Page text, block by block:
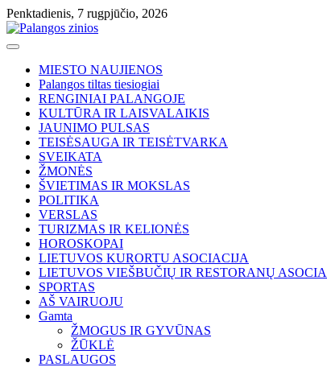
Skip
to
content
Penktadienis, 7 rugpjūčio, 2026
MIESTO NAUJIENOS
Palangos tiltas tiesiogiai
RENGINIAI PALANGOJE
KULTŪRA IR LAISVALAIKIS
JAUNIMO PULSAS
TEISĖSAUGA IR TEISĖTVARKA
SVEIKATA
ŽMONĖS
ŠVIETIMAS IR MOKSLAS
POLITIKA
VERSLAS
TURIZMAS IR KELIONĖS
HOROSKOPAI
LIETUVOS KURORTU ASOCIACIJA
LIETUVOS VIEŠBUČIŲ IR RESTORANŲ
SPORTAS
AŠ VAIRUOJU
Gamta
ŽMOGUS IR GYVŪNAS
ŽŪKLĖ
PASLAUGOS